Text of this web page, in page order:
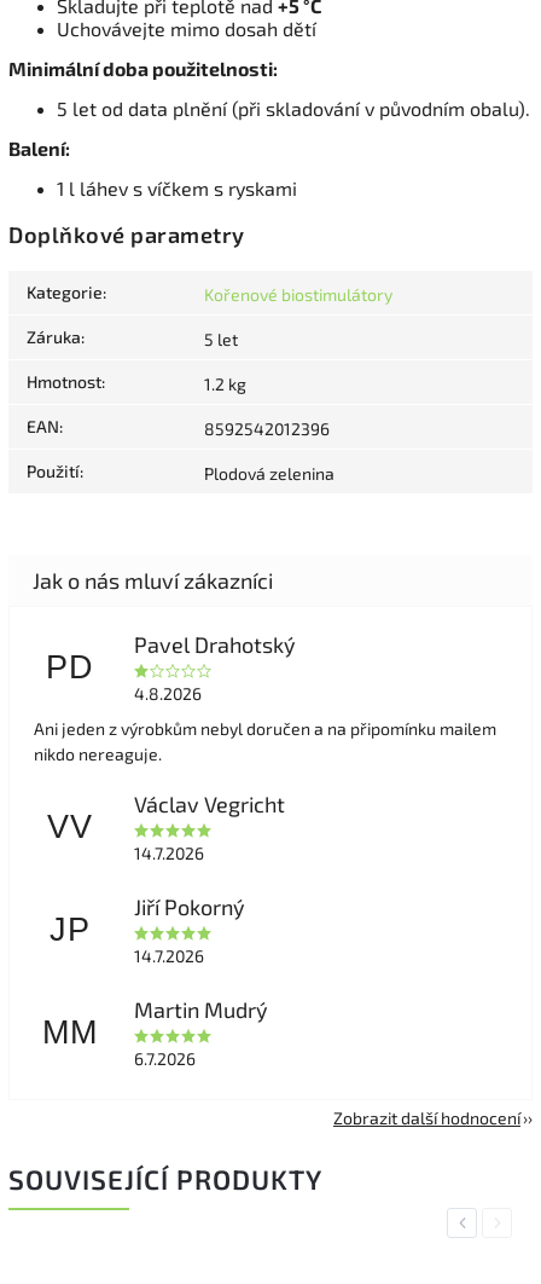
Skladujte při teplotě nad +5 °C
Uchovávejte mimo dosah dětí
Minimální doba použitelnosti:
5 let od data plnění (při skladování v původním obalu).
Balení:
1 l láhev s víčkem s ryskami
Doplňkové parametry
Kategorie: Kořenové biostimulátory
Záruka: 5 let
Hmotnost: 1.2 kg
EAN: 8592542012396
Použití: Plodová zelenina
PD
Pavel Drahotský
4.8.2026
Ani jeden z výrobkům nebyl doručen a na připomínku mailem
nikdo nereaguje.
VV
Václav Vegricht
14.7.2026
JP
Jiří Pokorný
14.7.2026
MM
Martin Mudrý
6.7.2026
Zobrazit další hodnocení
SOUVISEJÍCÍ PRODUKTY
PreviousNext